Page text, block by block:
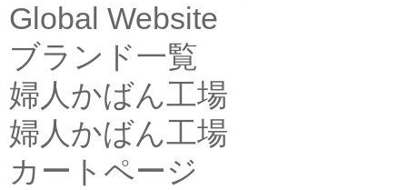
Global Website
ブランド一覧
婦人かばん工場
婦人かばん工場
カートページ